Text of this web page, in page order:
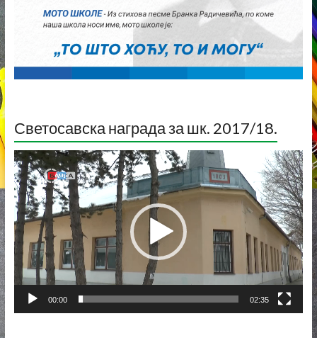
Светосавска награда за шк. 2017/18.
Прегледач
видео
записа
00:00 02:35